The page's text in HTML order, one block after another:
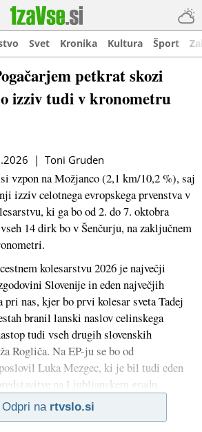
Svet Kronika Kultura Šport
petkrat skozi
izziv tudi v kronometru
| Toni Gruden
vzpon na Možjanco (2,1 km/10,2 %), saj
izziv celotnega evropskega prvenstva v
ki ga bo od 2. do 7. oktobra
14 dirk bo v Šenčurju, na zaključnem
kolesarstvu 2026 je največji
Slovenije in eden največjih
pri nas, kjer bo prvi kolesar sveta Tadej
branil lanski naslov celinskega
tudi vseh drugih slovenskih
Rogliča. Na EP-ju se bo od
Luka Mezgec, ki je bil tudi eden
na Ljubljanskem gradu.
Odpri na rtvslo.si